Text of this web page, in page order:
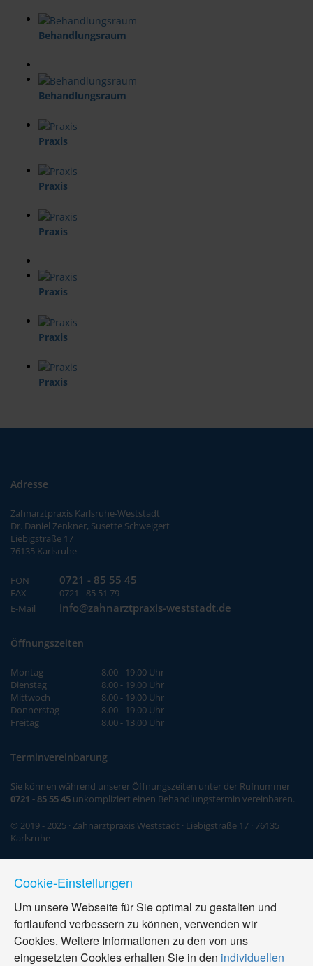
Behandlungsraum
Behandlungsraum
Praxis
Praxis
Praxis
Praxis
Praxis
Praxis
Adresse
Zahnarztpraxis Karlsruhe-Weststadt
Dr. Daniel Zenkner, Susette Schweigert
Liebigstraße 17
76135 Karlsruhe
FON 0721 - 85 55 45
FAX
0721 - 85 51 79
E-Mail
info@zahnarztpraxis-weststadt.de
Öffnungszeiten
Montag
8.00 - 19.00 Uhr
Dienstag
8.00 - 19.00 Uhr
Mittwoch
8.00 - 19.00 Uhr
Donnerstag
8.00 - 19.00 Uhr
Freitag
8.00 - 13.00 Uhr
Terminvereinbarung
Sie können während unserer Öffnungszeiten unter der Rufnummer
0721 - 85 55 45 unkompliziert einen Behandlungstermin vereinbaren.
© 2019 - 2025 · Zahnarztpraxis Weststadt · Liebigstraße 17 · 76135
Karlsruhe
Cookie-Einstellungen
Um unsere Webseite für Sie optimal zu gestalten und
fortlaufend verbessern zu können, verwenden wir
Cookies. Weitere Informationen zu den von uns
eingesetzten Cookies erhalten Sie in den individuellen